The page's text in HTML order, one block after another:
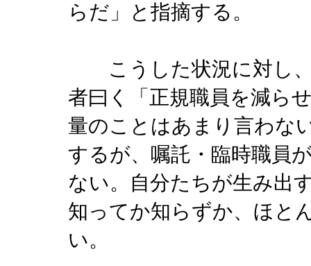
らだ」と指摘する。
こうした状況に対し、
者曰く「正規職員を減ら
量のことはあまり言わな
するが、嘱託・臨時職員
ない。自分たちが生み出
知ってか知らずか、ほと
い。